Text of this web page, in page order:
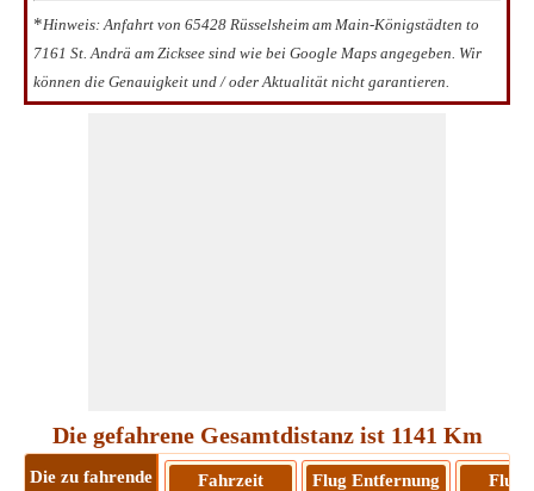
*Hinweis: Anfahrt von 65428 Rüsselsheim am Main-Königstädten to
7161 St. Andrä am Zicksee sind wie bei Google Maps angegeben. Wir
können die Genauigkeit und / oder Aktualität nicht garantieren.
Die gefahrene Gesamtdistanz ist 1141 Km
Die zu fahrende
Fahrzeit Flug Entfernung